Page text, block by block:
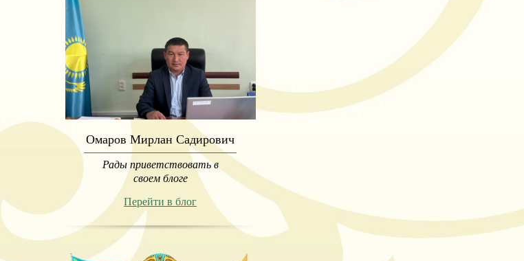
Омаров Мирлан Садирович
Рады приветствовать в
своем блоге
Перейти в блог